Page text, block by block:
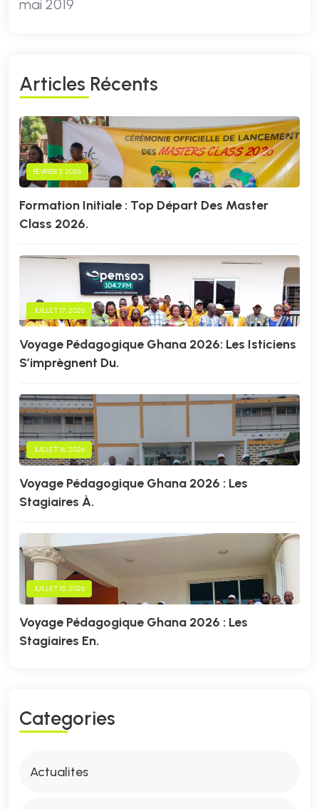
mai 2019
ARTICLES RÉCENTS
FÉVRIER 3, 2026
Formation Initiale : Top Départ Des Master
Class 2026.
JUILLET 17, 2026
Voyage Pédagogique Ghana 2026: Les Isticiens
S’imprègnent Du.
JUILLET 16, 2026
Voyage Pédagogique Ghana 2026 : Les
Stagiaires À.
JUILLET 15, 2026
Voyage Pédagogique Ghana 2026 : Les
Stagiaires En.
CATEGORIES
Actualites